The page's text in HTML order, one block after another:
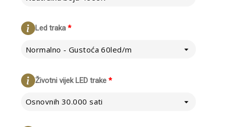
*
Led traka
Normalno - Gustoća 60led/m
*
Životni vijek LED trake
Osnovnih 30.000 sati